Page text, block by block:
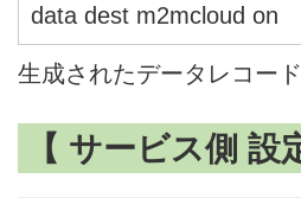
data dest m2mcloud on
生成されたデータレコー
【 サービス側 設